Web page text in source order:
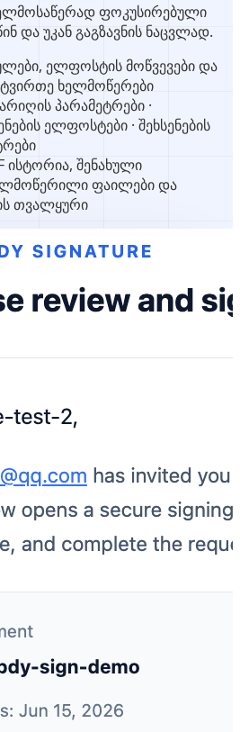
ფოკუსირებული
და უკან გაგზავნის ნაცვლად.
ელფოსტის მოწვევები და
ხელმოწერები
პარამეტრები ·
ელფოსტები · შეხსენების
შენახული
ფაილები და
თვალყური